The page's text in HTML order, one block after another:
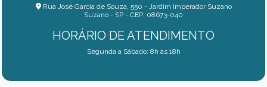
Rua José Garcia de Souza, 550 - Jardim Imperador Suzano
Suzano - SP - CEP: 08673-040
HORÁRIO DE ATENDIMENTO
Segunda a Sábado: 8h às 18h